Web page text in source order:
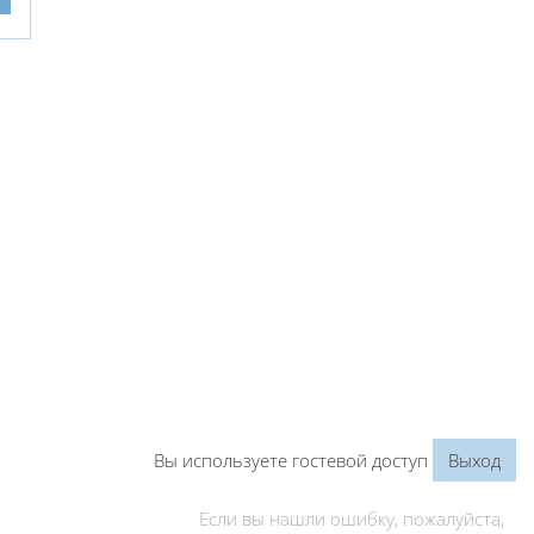
Вы используете гостевой доступ Выход
Если вы нашли ошибку, пожалуйста,